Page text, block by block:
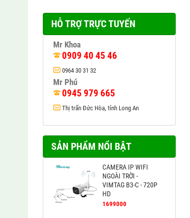
HỖ TRỢ TRỰC TUYẾN
Mr Khoa
0909 40 45 46
0964 30 31 32
Mr Phú
0945 979 665
Thị trấn Đức Hòa, tỉnh Long An
SẢN PHẨM NỔI BẬT
CAMERA IP WIFI
NGOÀI TRỜI -
VIMTAG B3-C - 720P
HD
1699000